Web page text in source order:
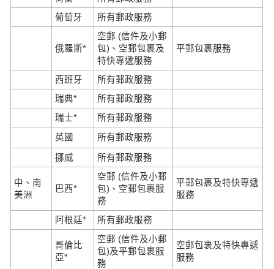
葡萄牙
所有郵政服務
俄羅斯*
空郵 (信件及小郵
包)、空郵包裹及
特快專遞服務
平郵包裹服務
西班牙
所有郵政服務
瑞典*
所有郵政服務
瑞士*
所有郵政服務
英國
所有郵政服務
挪威 所有郵政服務
中、南
美洲
巴西*
空郵 (信件及小郵
包)、空郵包裹服
務
平郵包裹及特快專遞
服務
阿根廷* 所有郵政服務
哥倫比
亞*
空郵 (信件及小郵
包)及平郵包裹服
務
空郵包裹及特快專遞
服務